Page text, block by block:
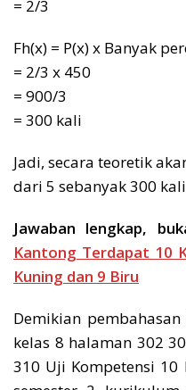
= 2/3
Fh(x) = P(x) x Banyak
= 2/3 x 450
= 900/3
= 300 kali
Jadi, secara teoretik
dari 5 sebanyak 300
Jawaban lengkap,
Kantong Terdapat 10
Kuning dan 9 Biru
Demikian
kelas 8 halaman 302
310 Uji Kompetensi